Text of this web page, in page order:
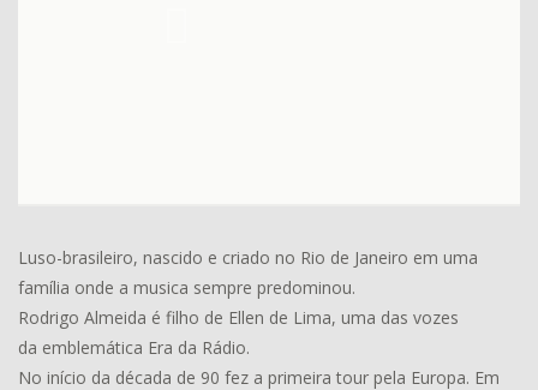
Luso-brasileiro, nascido e criado no Rio de Janeiro em uma
família onde a musica sempre predominou.
Rodrigo Almeida é filho de Ellen de Lima, uma das vozes
da emblemática Era da Rádio.
No início da década de 90 fez a primeira tour pela Europa. Em